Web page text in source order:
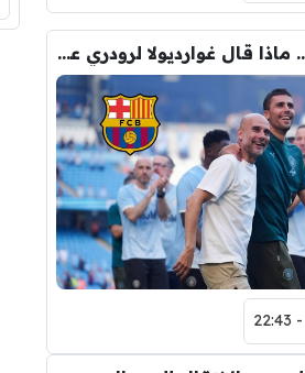
كواليس مثيرة … ماذا قال غوارديولا لرودري عند استشارته عن ريال مدريد وبرشلونة